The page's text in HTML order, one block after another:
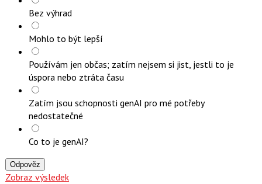
Bez výhrad
Mohlo to být lepší
Používám jen občas; zatím nejsem si jist, jestli to je
úspora nebo ztráta času
Zatím jsou schopnosti genAI pro mé potřeby
nedostatečné
Co to je genAI?
Odpověz
Zobraz výsledek